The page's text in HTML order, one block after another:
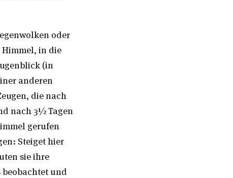
oder
Himmel, in die
(in
anderen
die nach
nach 3½ Tagen
gerufen
Steiget hier
sie ihre
beobachtet und